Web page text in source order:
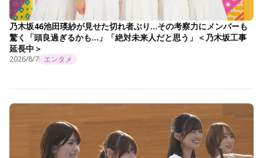
乃木坂46池田瑛紗が見せた切れ者ぶり…その考察力にメンバーも
驚く「頭良過ぎるかも…」「絶対未来人だと思う」＜乃木坂工事
延長中＞
2026/8/7 エンタメ